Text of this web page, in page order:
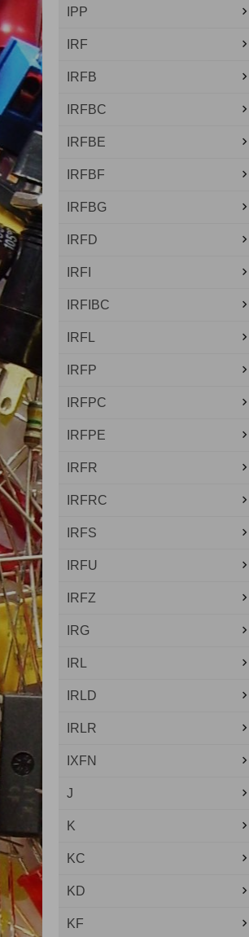
IPP
IRF
IRFB
IRFBC
IRFBE
IRFBF
IRFBG
IRFD
IRFI
IRFIBC
IRFL
IRFP
IRFPC
IRFPE
IRFR
IRFRC
IRFS
IRFU
IRFZ
IRG
IRL
IRLD
IRLR
IXFN
J
K
KC
KD
KF